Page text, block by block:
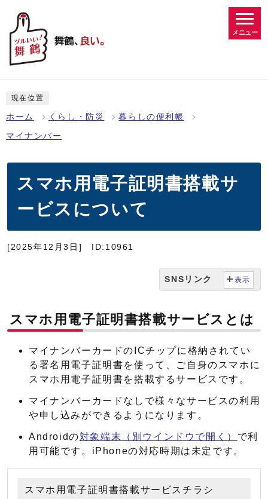
メニュー
現在位置
ホーム くらし・防災 暮らしの便利帳
マイナンバー
スマホ用電子証明書搭載サ
ービスについて
[2025年12月3日] ID:10961
SNSリンク 表示
スマホ用電子証明書搭載サービスとは
マイナンバーカードのICチップに格納されてい
る署名用電子証明書を使って、ご自身のスマホに
スマホ用電子証明書を搭載するサービスです。
マイナンバーカードなしで様々なサービスの利用
や申し込みができるようになります。
Androidの対象端末 （別ウインドウで開く） で利
用可能です。iPhoneの対応時期は未定です。
スマホ用電子証明書搭載サービスチラシ